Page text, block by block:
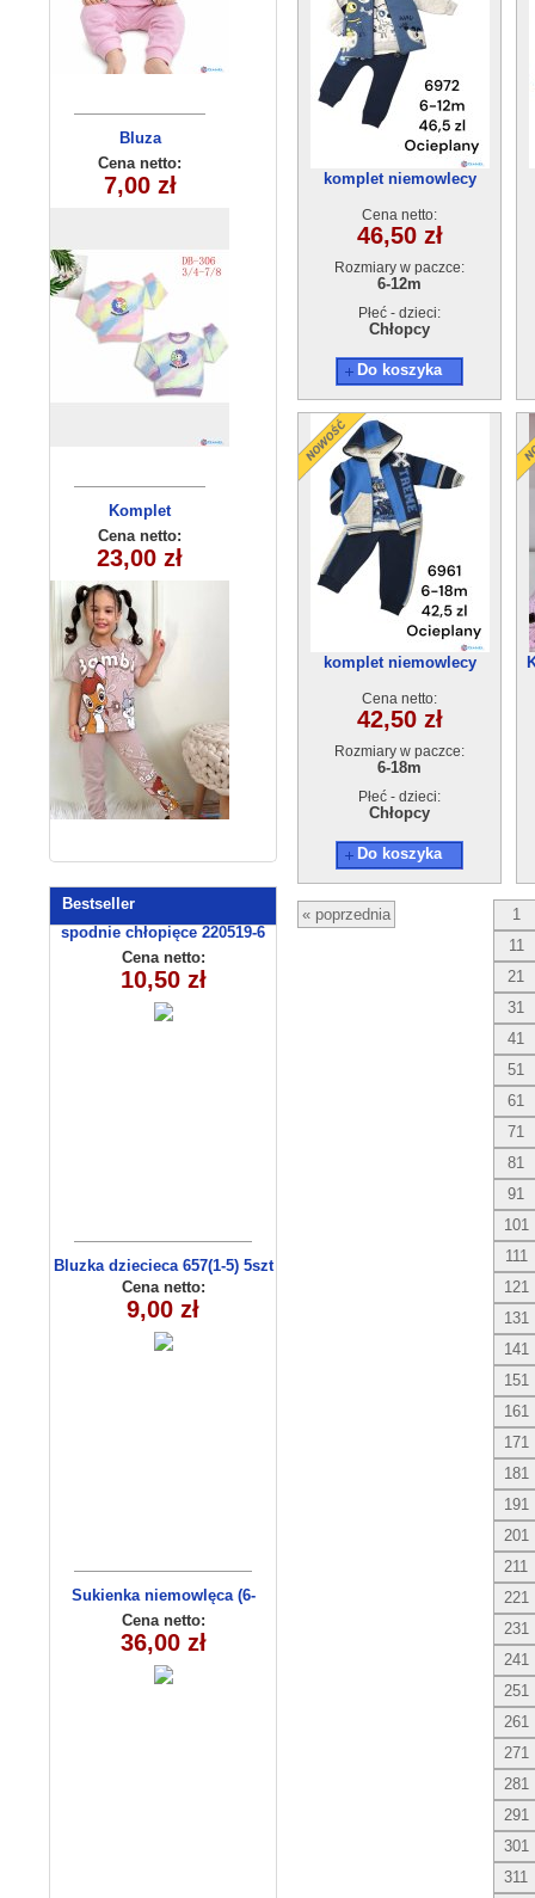
Bluza
dziecięca
290525-DB306
(3-8) 10szt
Cena netto:
7,00 zł
Komplet
dziewczęcy
315-10(3-10)
5szt
Cena netto:
23,00 zł
Komplet
dziewczęcy
(6-16) 6szt
Cena netto:
41,00 zł
Spodnie
dziecięce
KL-1057B
Cena netto:
18,00 zł
Bestseller
spodnie chłopięce 220519-6
(1- 4) 4 szt
Cena netto:
10,50 zł
Bluzka dziecieca 657(1-5) 5szt
Cena netto:
9,00 zł
Sukienka niemowlęca (6-
36msc) C3009-1
Cena netto:
36,00 zł
komplet niemowlecy
Cena netto:
46,50 zł
Rozmiary w paczce:
6-12m
Płeć - dzieci:
Chłopcy
Do koszyka
komplet niemowlecy
Cena netto:
42,50 zł
Rozmiary w paczce:
6-18m
Płeć - dzieci:
Chłopcy
Do koszyka
« poprzednia
1
11
21
31
41
51
61
71
81
91
101
111
121
131
141
151
161
171
181
191
201
211
221
231
241
251
261
271
281
291
301
311